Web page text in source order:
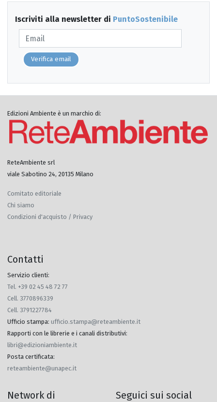
Iscriviti alla newsletter di PuntoSostenibile
Verifica email
Edizioni Ambiente è un marchio di:
ReteAmbiente srl
viale Sabotino 24, 20135 Milano
Comitato editoriale
Chi siamo
Condizioni d'acquisto / Privacy
Contatti
Servizio clienti:
Tel. +39 02 45 48 72 77
Cell. 3770896339
Cell. 3791227784
Ufficio stampa: ufficio.stampa@reteambiente.it
Rapporti con le librerie e i canali distributivi:
libri@edizioniambiente.it
Posta certificata:
reteambiente@unapec.it
Network di
Seguici sui social